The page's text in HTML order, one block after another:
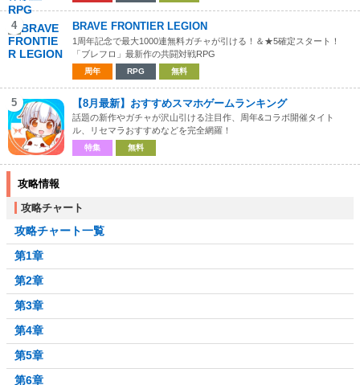
4 BRAVE FRONTIER LEGION
1周年記念で最大1000連無料ガチャが引ける！＆★5確定スタート！
「ブレフロ」最新作の共闘対戦RPG
周年 RPG 無料
5 【8月最新】おすすめスマホゲームランキング
話題の新作やガチャが沢山引ける注目作、周年&コラボ開催タイト
ル、リセマラおすすめなどを完全網羅！
特集 無料
攻略情報
攻略チャート
攻略チャート一覧
第1章
第2章
第3章
第4章
第5章
第6章